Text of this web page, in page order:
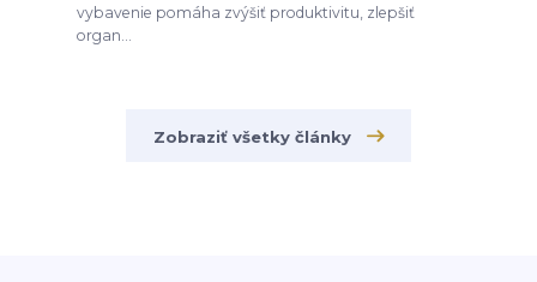
vybavenie pomáha zvýšiť produktivitu, zlepšiť
organ...
Zobraziť všetky články